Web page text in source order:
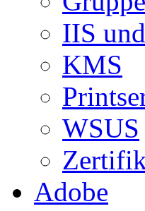
IIS
KMS
WSUS
Adobe